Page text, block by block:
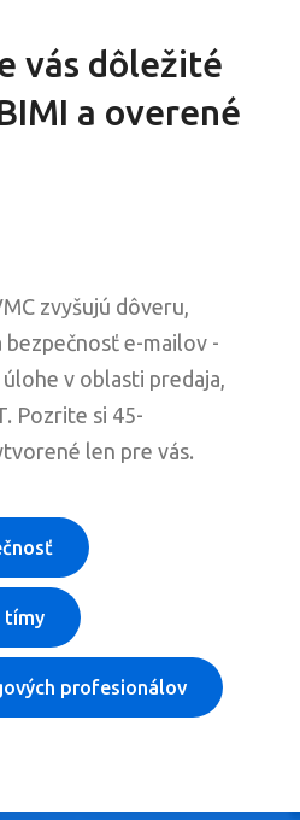
vás dôležité
a overené
zvyšujú dôveru,
e-mailov -
v oblasti predaja,
Pozrite si 45-
len pre vás.
tímy
profesionálov